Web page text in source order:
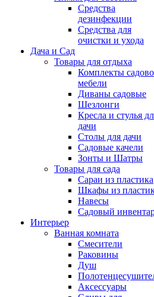
Средства
дезинфекции
Средства для
очистки и ухода
Дача и Сад
Товары для отдыха
Комплекты
мебели
Диваны садовые
Шезлонги
Кресла и стулья
дачи
Столы для дачи
Садовые качели
Зонты и Шатры
Товары для сада
Сараи из пластика
Шкафы из
Навесы
Садовый
Интерьер
Ванная комната
Смесители
Раковины
Душ
Аксессуары